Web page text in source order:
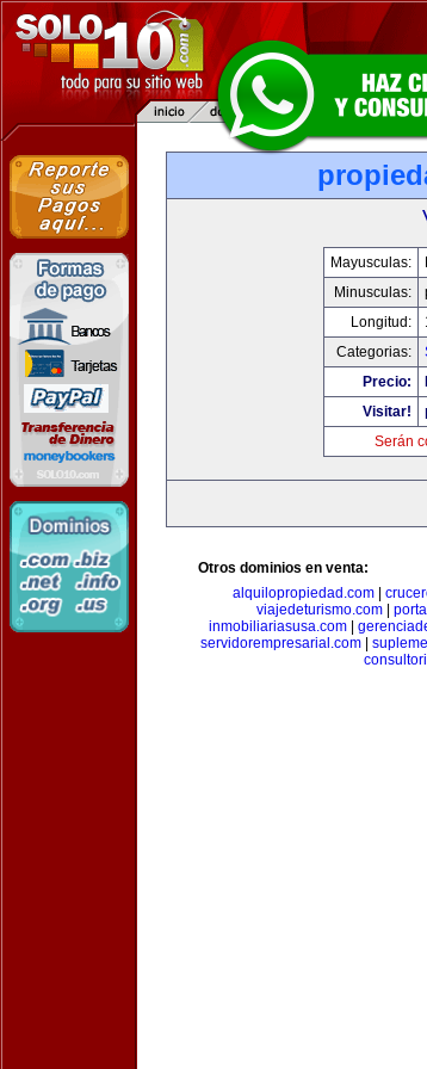
Mayusculas:
Minusculas:
Longitud:
Categorias:
Precio:
Visitar!
Serán
Otros dominios en venta:
alquilopropiedad.com|
viajedeturismo.com
inmobiliariasusa.com
servidorempresarial.com